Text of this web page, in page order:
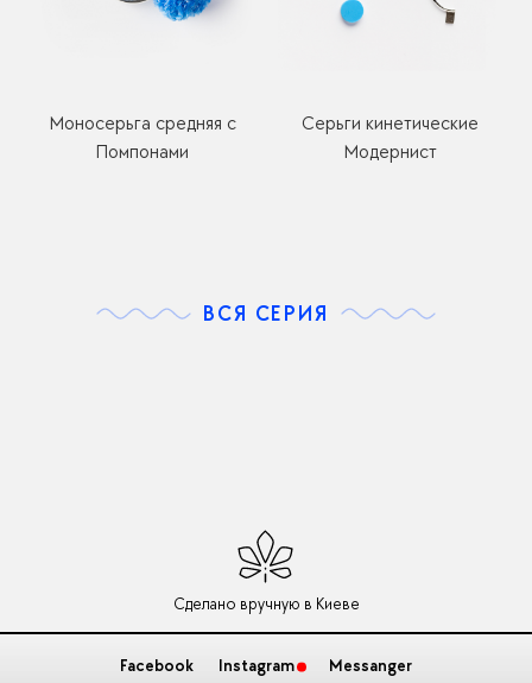
Моносерьга средняя с
Помпонами
Серьги кинетические
Модернист
ВСЯ СЕРИЯ
Сделано вручную в Киеве
Facebook Instagram Messanger